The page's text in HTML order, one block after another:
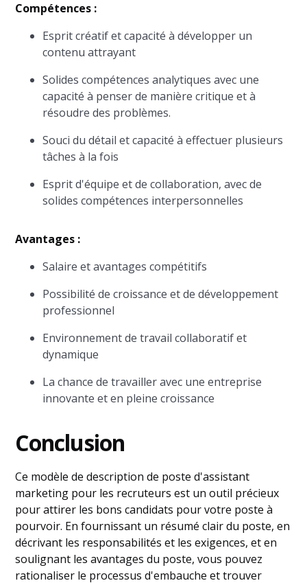
Compétences :
Esprit créatif et capacité à développer un
contenu attrayant
Solides compétences analytiques avec une
capacité à penser de manière critique et à
résoudre des problèmes.
Souci du détail et capacité à effectuer plusieurs
tâches à la fois
Esprit d'équipe et de collaboration, avec de
solides compétences interpersonnelles
Avantages :
Salaire et avantages compétitifs
Possibilité de croissance et de développement
professionnel
Environnement de travail collaboratif et
dynamique
La chance de travailler avec une entreprise
innovante et en pleine croissance
Conclusion
Ce modèle de description de poste d'assistant
marketing pour les recruteurs est un outil précieux
pour attirer les bons candidats pour votre poste à
pourvoir. En fournissant un résumé clair du poste, en
décrivant les responsabilités et les exigences, et en
soulignant les avantages du poste, vous pouvez
rationaliser le processus d'embauche et trouver